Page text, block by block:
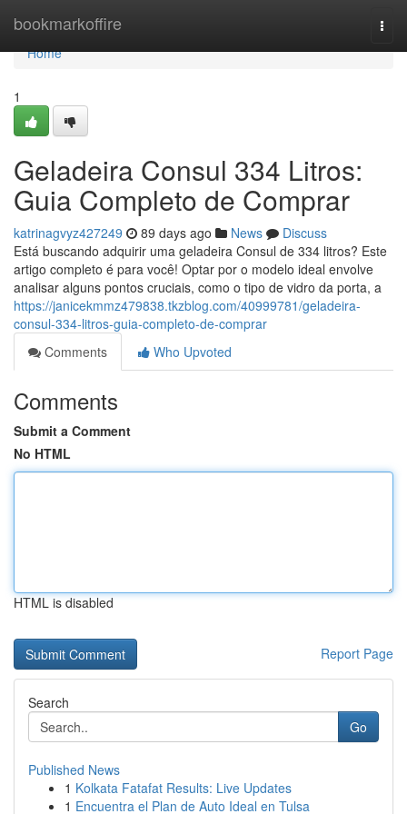
bookmarkoffire
Home
Home
1
Geladeira Consul 334 Litros:
Guia Completo de Comprar
katrinagvyz427249 89 days ago News
Discuss
Está buscando adquirir uma geladeira Consul de 334 litros? Este
artigo completo é para você! Optar por o modelo ideal envolve
analisar alguns pontos cruciais, como o tipo de vidro da porta, a
https://janicekmmz479838.tkzblog.com/40999781/geladeira-
consul-334-litros-guia-completo-de-comprar
Comments
Who Upvoted
Comments
Submit a Comment
No HTML
HTML is disabled
Report Page
Search
Go
Published News
1 Kolkata Fatafat Results: Live Updates
1 Encuentra el Plan de Auto Ideal en Tulsa